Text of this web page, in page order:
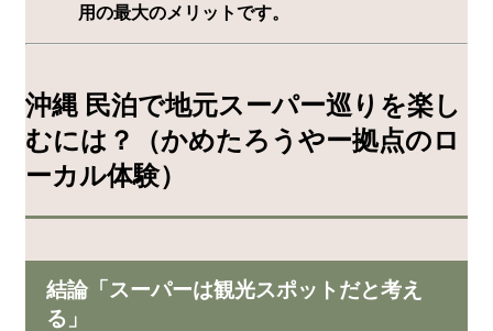
用の最大のメリットです。
沖縄 民泊で地元スーパー巡りを楽し
むには？（かめたろうやー拠点のロ
ーカル体験）
結論「スーパーは観光スポットだと考え
る」